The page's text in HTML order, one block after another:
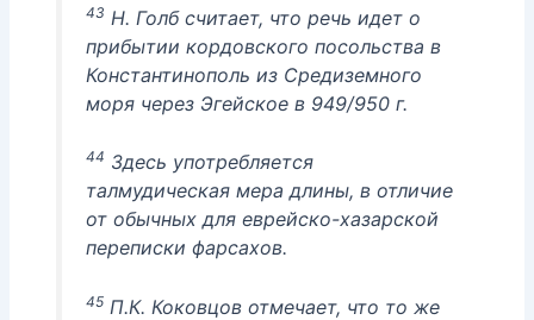
43 Н. Голб считает, что речь идет о
прибытии кордовского посольства в
Константинополь из Средиземного
моря через Эгейское в 949/950 г.
44 Здесь употребляется
талмудическая мера длины, в отличие
от обычных для еврейско-хазарской
переписки фарсахов.
45П.К. Коковцов отмечает, что то же